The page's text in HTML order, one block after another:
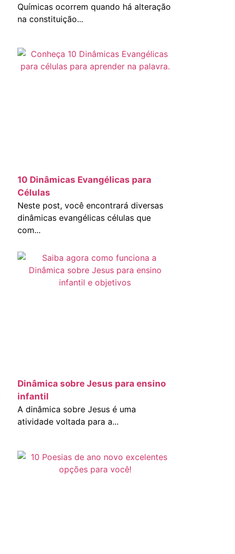
Químicas ocorrem quando há alteração
na constituição...
10 Dinâmicas Evangélicas para
Células
Neste post, você encontrará diversas
dinâmicas evangélicas células que
com...
Dinâmica sobre Jesus para ensino
infantil
A dinâmica sobre Jesus é uma
atividade voltada para a...